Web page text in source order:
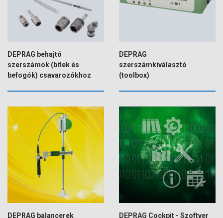
DEPRAG behajtó
szerszámok (bitek és
befogók) csavarozókhoz
DEPRAG
szerszámkiválasztó
(toolbox)
DEPRAG balancerek DEPRAG Cockpit - Szoftver